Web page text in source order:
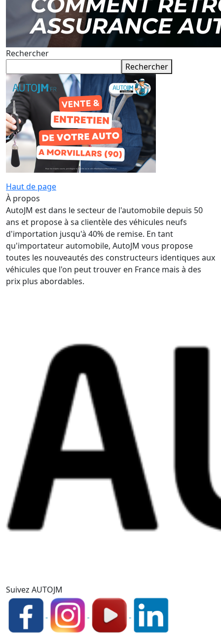
Rechercher
Rechercher
Haut de page
À propos
AutoJM est dans le secteur de l'automobile depuis 50
ans et propose à sa clientèle des véhicules neufs
d'importation jusqu'à 40% de remise. En tant
qu'importateur automobile, AutoJM vous propose
toutes les nouveautés des constructeurs identiques aux
véhicules que l'on peut trouver en France mais à des
prix plus abordables.
Suivez AUTOJM